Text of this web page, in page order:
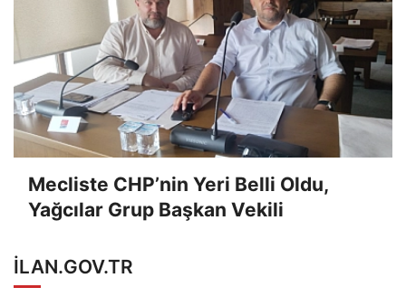
Mecliste CHP’nin Yeri Belli Oldu,
Yağcılar Grup Başkan Vekili
ILAN.GOV.TR